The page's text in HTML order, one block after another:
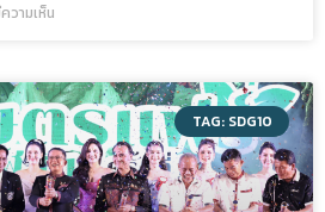
วามเห็น
TAG: SDG10